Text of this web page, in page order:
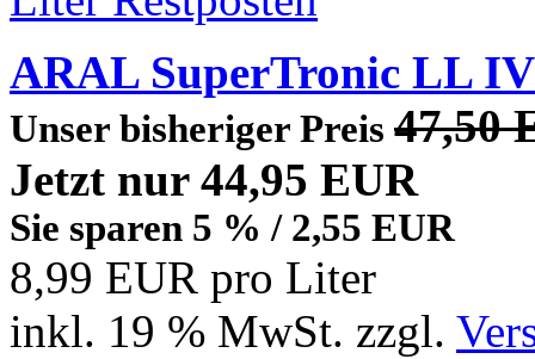
ARAL SuperTronic LL
Unser bisheriger Preis 47,50
Jetzt nur 44,95 EUR
Sie sparen 5 % / 2,55 EUR
8,99 EUR pro Liter
inkl. 19 % MwSt. zzgl.